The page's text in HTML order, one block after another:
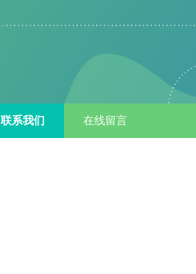
联系我们 在线留言